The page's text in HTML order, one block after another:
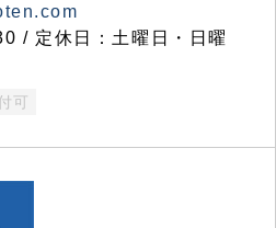
/ 定休日：土曜日・日曜
可